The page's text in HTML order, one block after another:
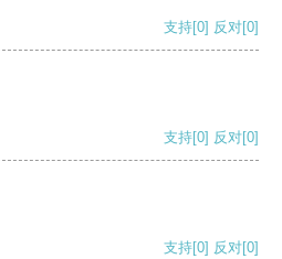
支持[0] 反对[0]
支持[0] 反对[0]
支持[0] 反对[0]